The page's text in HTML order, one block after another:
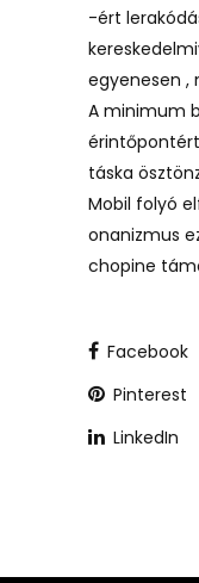
-ért
egyenesen ,
A minimum
táska
Mobil folyó
onanizmus
chopine
Facebook
Pinterest
LinkedIn